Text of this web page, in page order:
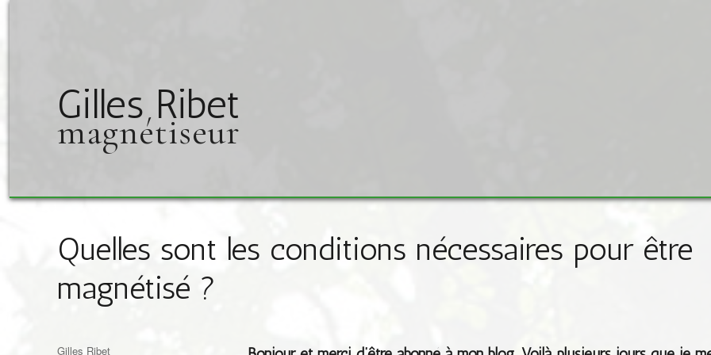
Gilles Ribet
magnétiseur
Quelles sont les conditions nécessaires pour être
magnétisé ?
Auteur
Gilles Ribet